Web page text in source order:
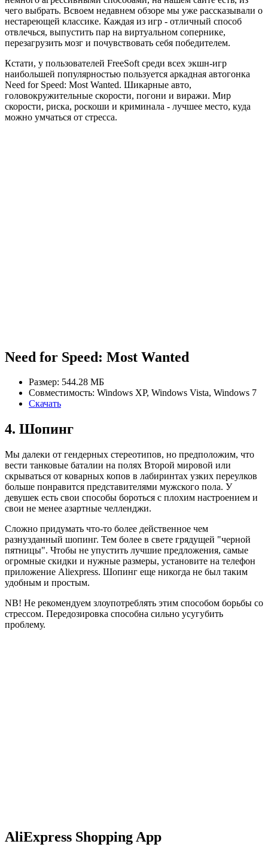
чего выбрать. Всвоем недавнем обзоре мы уже рассказывали о
нестареющей классике. Каждая из игр - отличный способ
отвлечься, выпустить пар на виртуальном сопернике,
перезагрузить мозг и почувствовать себя победителем.
Кстати, у пользователей FreeSoft среди всех экшн-игр
наибольшей популярностью пользуется аркадная автогонка
Need for Speed: Most Wanted. Шикарные авто,
головокружительные скорости, погони и виражи. Мир
скорости, риска, роскоши и криминала - лучшее место, куда
можно умчаться от стресса.
Need for Speed: Most Wanted
Размер: 544.28 МБ
Совместимость: Windows XP, Windows Vista, Windows 7
Скачать
4. Шопинг
Мы далеки от гендерных стереотипов, но предположим, что
вести танковые баталии на полях Второй мировой или
скрываться от коварных копов в лабиринтах узких переулков
больше понравится представителями мужского пола. У
девушек есть свои способы бороться с плохим настроением и
свои не менее азартные челленджи.
Сложно придумать что-то более действенное чем
разнузданный шопинг. Тем более в свете грядущей "черной
пятницы". Чтобы не упустить лучшие предложения, самые
огромные скидки и нужные размеры, установите на телефон
приложение Aliexpress. Шопинг еще никогда не был таким
удобным и простым.
NB! Не рекомендуем злоупотреблять этим способом борьбы со
стрессом. Передозировка способна сильно усугубить
проблему.
AliExpress Shopping App